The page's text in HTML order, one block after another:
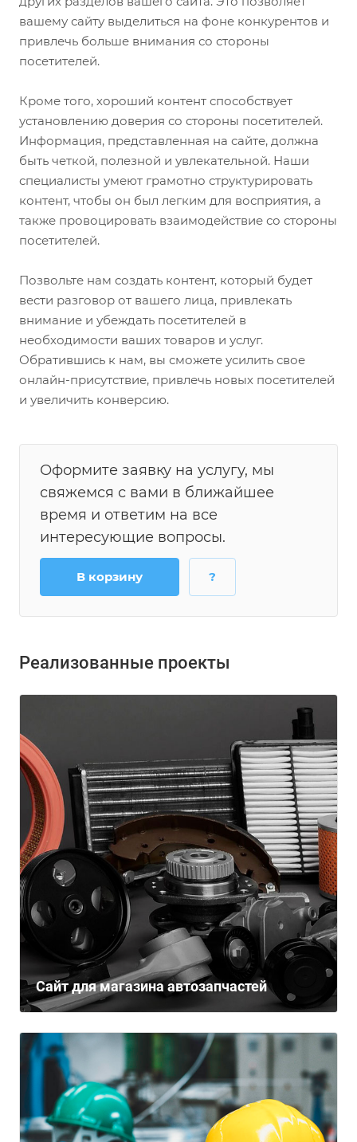
вашему сайту выделиться на фоне конкурентов и
привлечь больше внимания со стороны
посетителей.
Кроме того, хороший контент способствует
установлению доверия со стороны посетителей.
Информация, представленная на сайте, должна
быть четкой, полезной и увлекательной. Наши
специалисты умеют грамотно структурировать
контент, чтобы он был легким для восприятия, а
также провоцировать взаимодействие со стороны
посетителей.
Позвольте нам создать контент, который будет
вести разговор от вашего лица, привлекать
внимание и убеждать посетителей в
необходимости ваших товаров и услуг.
Обратившись к нам, вы сможете усилить свое
онлайн-присутствие, привлечь новых посетителей
и увеличить конверсию.
Оформите заявку на услугу, мы
свяжемся с вами в ближайшее
время и ответим на все
интересующие вопросы.
В корзину ?
Реализованные проекты
Сайт для магазина автозапчастей